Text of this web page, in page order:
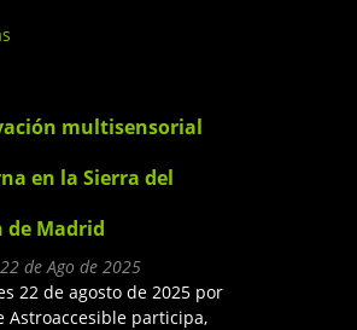
multisensorial
en la Sierra del
de Madrid
de Ago de 2025
22 de agosto de 2025 por
Astroaccesible participa,